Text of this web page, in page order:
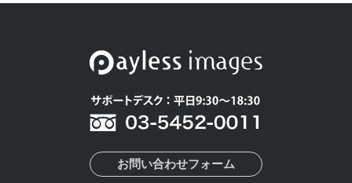
お問い合わせフォーム